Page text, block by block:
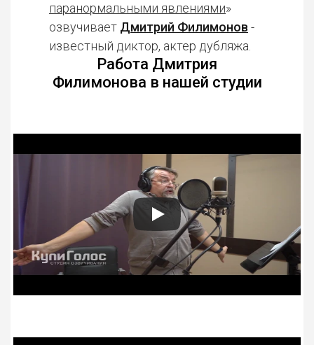
паранормальными явлениями»
озвучивает Дмитрий Филимонов -
известный диктор, актер дубляжа.
Работа Дмитрия
Филимонова в нашей студии